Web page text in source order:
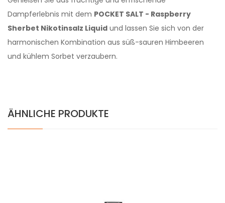
Dampferlebnis mit dem POCKET SALT - Raspberry
Sherbet Nikotinsalz Liquid und lassen Sie sich von der
harmonischen Kombination aus süß-sauren Himbeeren
und kühlem Sorbet verzaubern.
ÄHNLICHE PRODUKTE